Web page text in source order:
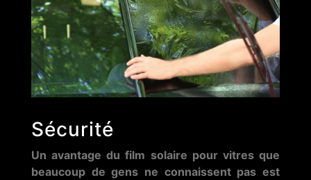
Sécurité
Un avantage du film solaire pour vitres que
beaucoup de gens ne connaissent pas est